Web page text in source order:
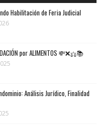
Habilitación de Feria Judicial
por ALIMENTOS 💸❌⚖️📚
Análisis Jurídico, Finalidad